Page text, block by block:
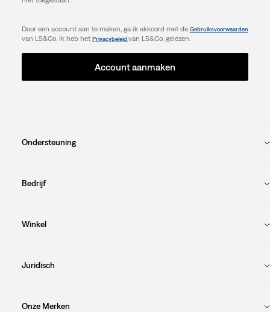
Door een account aan te maken, ga ik akkoord met de Gebruiksvoorwaarden
van LS&Co. Ik heb hetPrivacybeleid van LS&Co. gelezen.
Account aanmaken
Ondersteuning
Bedrijf
Winkel
Juridisch
Onze Merken